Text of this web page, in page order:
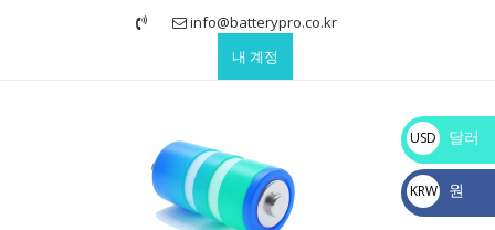
info@batterypro.co.kr
내 계정
USD
$
달러
KRW
₩
원